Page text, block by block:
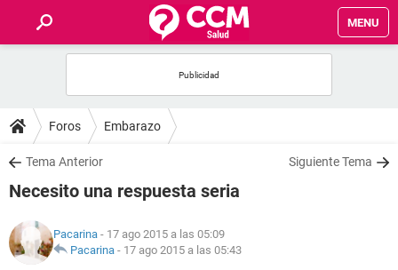
MENU
FOROS
SALUD
NUTRICIÓN
Foros Embarazo
Tema Anterior Siguiente Tema
Necesito una respuesta seria
Pacarina - 17 ago 2015 a las 05:09
Pacarina - 17 ago 2015 a las 05:43